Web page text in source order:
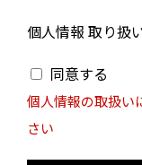
個人情報 取り扱
同意する
個人情報の取扱い
さい